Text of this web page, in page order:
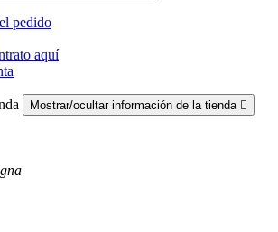
pedido
aquí
Mostrar/ocultar información de la tienda 